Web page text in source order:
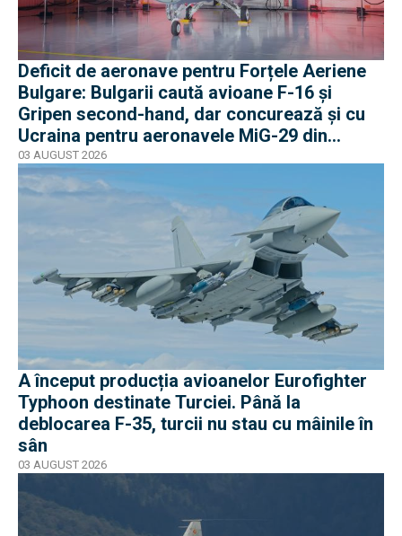
Deficit de aeronave pentru Forțele Aeriene
Bulgare: Bulgarii caută avioane F-16 și
Gripen second-hand, dar concurează și cu
Ucraina pentru aeronavele MiG-29 din
Polonia
03 AUGUST 2026
A început producția avioanelor Eurofighter
Typhoon destinate Turciei. Până la
deblocarea F-35, turcii nu stau cu mâinile în
sân
03 AUGUST 2026